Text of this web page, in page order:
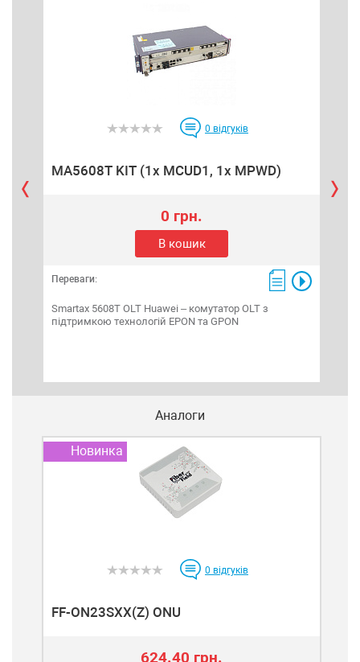
0 відгуків
MA5608T KIT (1x MCUD1, 1x MPWD)
0 грн.
В кошик
Переваги:
Smartax 5608T OLT Huawei – комутатор OLT з
підтримкою технологій EPON та GPON
Аналоги
Новинка
0 відгуків
FF-ON23SXX(Z) ONU
624.40 грн.